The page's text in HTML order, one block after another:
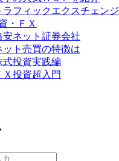
ラフィックエクスチェンジ
・ＦＸ
安ネット証券会社
ット売買の特徴は
式投資実践編
Ｘ投資超入門